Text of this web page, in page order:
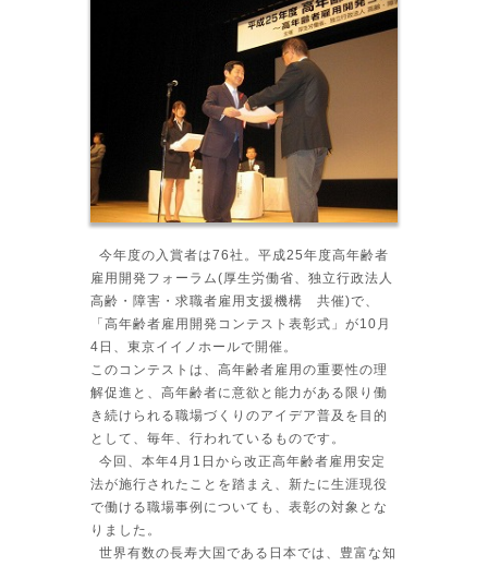
今年度の入賞者は76社。平成25年度高年齢者
雇用開発フォーラム(厚生労働省、独立行政法人
高齢・障害・求職者雇用支援機構 共催)で、
「高年齢者雇用開発コンテスト表彰式」が10月
4日、東京イイノホールで開催。
このコンテストは、高年齢者雇用の重要性の理
解促進と、高年齢者に意欲と能力がある限り働
き続けられる職場づくりのアイデア普及を目的
として、毎年、行われているものです。
今回、本年4月1日から改正高年齢者雇用安定
法が施行されたことを踏まえ、新たに生涯現役
で働ける職場事例についても、表彰の対象とな
りました。
世界有数の長寿大国である日本では、豊富な知